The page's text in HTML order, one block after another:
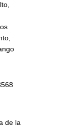
de la